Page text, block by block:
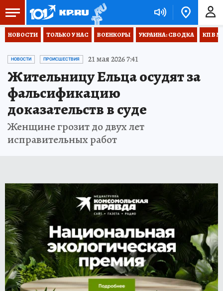
НОВОСТИ ТОЛЬКО У НАС ВОЕНКОРЫ УКРАИНА: СВОДКА КП В
НОВОСТИ ПРОИСШЕСТВИЯ 21 мая 2026 7:41
Жительницу Ельца осудят за
фальсификацию
доказательств в суде
Женщине грозит до двух лет
исправительных работ